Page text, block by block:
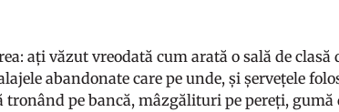
ați văzut vreodată cum arată o sală de clasă
abandonate care pe unde, și șervețele
tronând pe bancă, mâzgălituri pe pereți,